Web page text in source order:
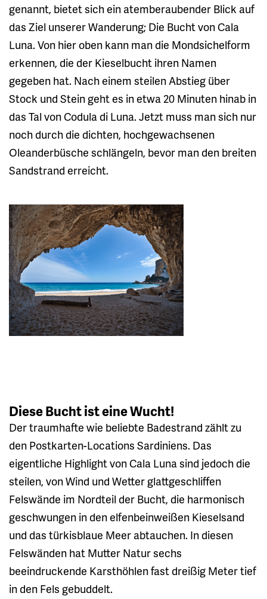
genannt, bietet sich ein atemberaubender Blick auf
das Ziel unserer Wanderung; Die Bucht von Cala
Luna. Von hier oben kann man die Mondsichelform
erkennen, die der Kieselbucht ihren Namen
gegeben hat. Nach einem steilen Abstieg über
Stock und Stein geht es in etwa 20 Minuten hinab in
das Tal von Codula di Luna. Jetzt muss man sich nur
noch durch die dichten, hochgewachsenen
Oleanderbüsche schlängeln, bevor man den breiten
Sandstrand erreicht.
Diese Bucht ist eine Wucht!
Der traumhafte wie beliebte Badestrand zählt zu
den Postkarten-Locations Sardiniens. Das
eigentliche Highlight von Cala Luna sind jedoch die
steilen, von Wind und Wetter glattgeschliffen
Felswände im Nordteil der Bucht, die harmonisch
geschwungen in den elfenbeinweißen Kieselsand
und das türkisblaue Meer abtauchen. In diesen
Felswänden hat Mutter Natur sechs
beeindruckende Karsthöhlen fast dreißig Meter tief
in den Fels gebuddelt.